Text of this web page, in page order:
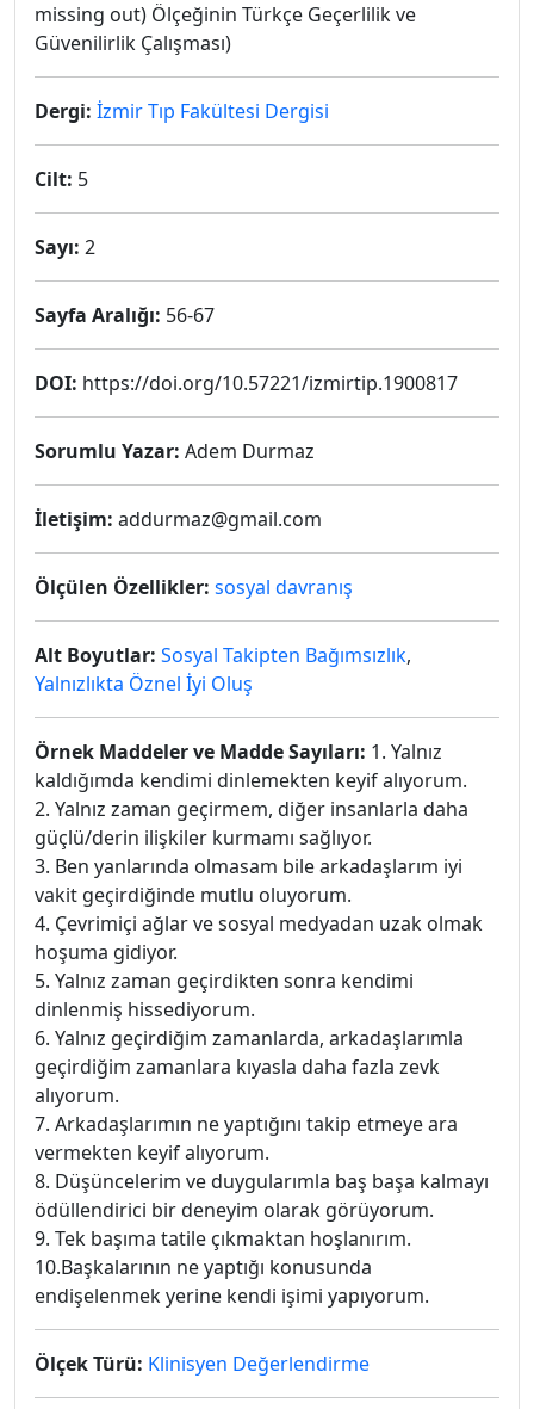
missing out) Ölçeğinin Türkçe Geçerlilik ve
Güvenilirlik Çalışması)
Dergi: İzmir Tıp Fakültesi Dergisi
Cilt: 5
Sayı: 2
Sayfa Aralığı: 56-67
DOI: https://doi.org/10.57221/izmirtip.1900817
Sorumlu Yazar: Adem Durmaz
İletişim: addurmaz@gmail.com
Ölçülen Özellikler: sosyal davranış
Alt Boyutlar: Sosyal Takipten Bağımsızlık,
Yalnızlıkta Öznel İyi Oluş
Örnek Maddeler ve Madde Sayıları: 1. Yalnız
kaldığımda kendimi dinlemekten keyif alıyorum.
2. Yalnız zaman geçirmem, diğer insanlarla daha
güçlü/derin ilişkiler kurmamı sağlıyor.
3. Ben yanlarında olmasam bile arkadaşlarım iyi
vakit geçirdiğinde mutlu oluyorum.
4. Çevrimiçi ağlar ve sosyal medyadan uzak olmak
hoşuma gidiyor.
5. Yalnız zaman geçirdikten sonra kendimi
dinlenmiş hissediyorum.
6. Yalnız geçirdiğim zamanlarda, arkadaşlarımla
geçirdiğim zamanlara kıyasla daha fazla zevk
alıyorum.
7. Arkadaşlarımın ne yaptığını takip etmeye ara
vermekten keyif alıyorum.
8. Düşüncelerim ve duygularımla baş başa kalmayı
ödüllendirici bir deneyim olarak görüyorum.
9. Tek başıma tatile çıkmaktan hoşlanırım.
10.Başkalarının ne yaptığı konusunda
endişelenmek yerine kendi işimi yapıyorum.
Ölçek Türü: Klinisyen Değerlendirme